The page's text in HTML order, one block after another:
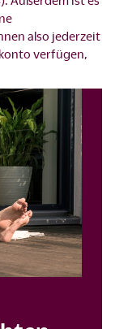
also jederzeit
verfügen,